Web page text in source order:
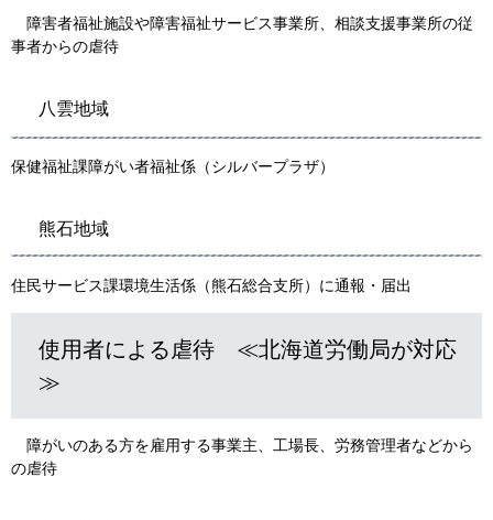
障害者福祉施設や障害福祉サービス事業所、相談支援事業所の従
事者からの虐待
八雲地域
保健福祉課障がい者福祉係（シルバープラザ）
熊石地域
住民サービス課環境生活係（熊石総合支所）に通報・届出
使用者による虐待 ≪北海道労働局が対応
≫
障がいのある方を雇用する事業主、工場長、労務管理者などから
の虐待